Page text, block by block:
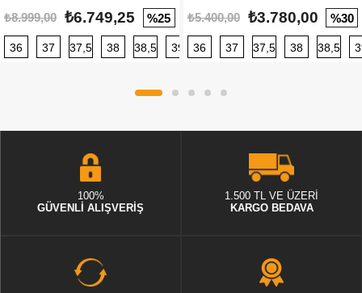
₺8.999,00 ₺6.749,25 %25
36 37 37,5 38 38,5 39 40 40,5 41 42 42,5
₺5.400,00 ₺3.780,00 %30
36 37 37,5 38 38,5
100%
GÜVENLİ ALIŞVERİŞ
1.500 TL VE ÜZERİ
KARGO BEDAVA